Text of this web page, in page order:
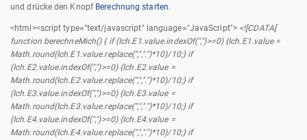
und drücke den Knopf Berechnung starten.
<html><script type="text/javascript" language="JavaScript"><![CDATA[
function berechneMich() { if (Ich.E1.value.indexOf(",")>=0) {Ich.E1.value =
Math.round(Ich.E1.value.replace(",",".")*10)/10;} if
(Ich.E2.value.indexOf(",")>=0) {Ich.E2.value =
Math.round(Ich.E2.value.replace(",",".")*10)/10;} if
(Ich.E3.value.indexOf(",")>=0) {Ich.E3.value =
Math.round(Ich.E3.value.replace(",",".")*10)/10;} if
(Ich.E4.value.indexOf(",")>=0) {Ich.E4.value =
Math.round(Ich.E4.value.replace(",",".")*10)/10;} if